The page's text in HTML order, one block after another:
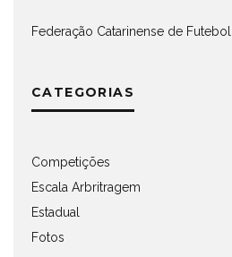
Federação Catarinense de Futebol
CATEGORIAS
Competições
Escala Arbritragem
Estadual
Fotos